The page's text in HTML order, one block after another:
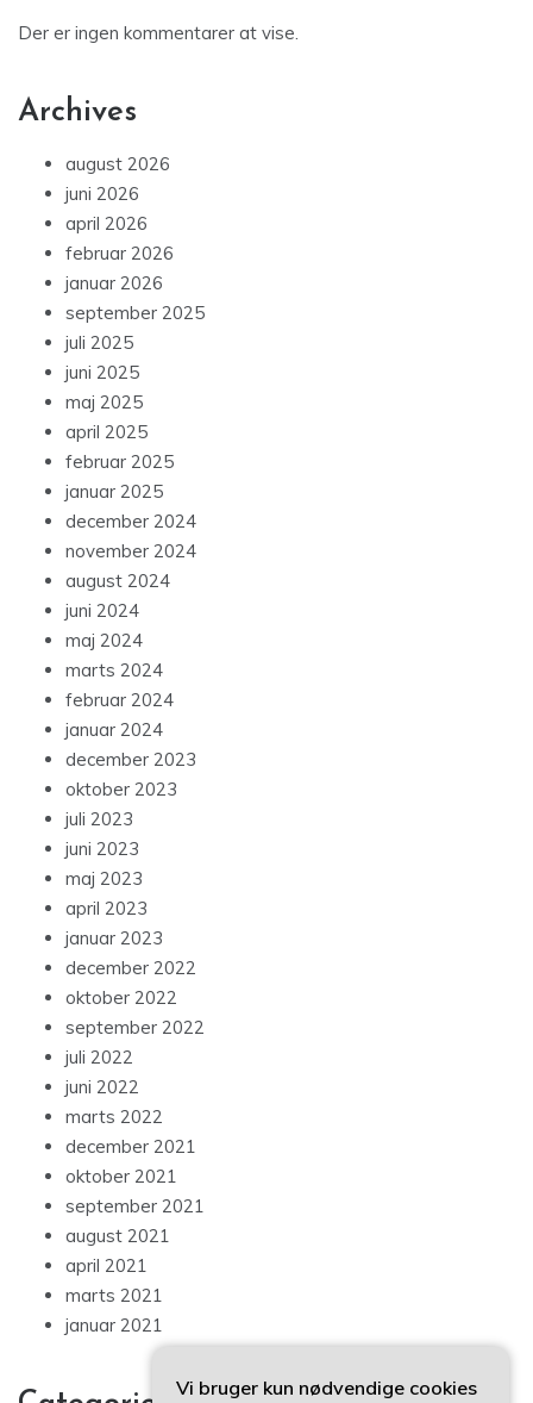
Der er ingen kommentarer at vise.
Archives
august 2026
juni 2026
april 2026
februar 2026
januar 2026
september 2025
juli 2025
juni 2025
maj 2025
april 2025
februar 2025
januar 2025
december 2024
november 2024
august 2024
juni 2024
maj 2024
marts 2024
februar 2024
januar 2024
december 2023
oktober 2023
juli 2023
juni 2023
maj 2023
april 2023
januar 2023
december 2022
oktober 2022
september 2022
juli 2022
juni 2022
marts 2022
december 2021
oktober 2021
september 2021
august 2021
april 2021
marts 2021
januar 2021
Vi bruger kun nødvendige cookies